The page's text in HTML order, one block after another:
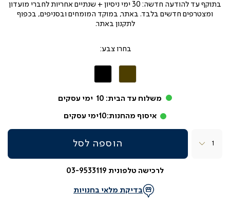
בתוקף עד
להודעה חדשה: 30 ימי ניסיון + שנתיים אחריות לחברי מועדון
ומצטרפים חדשים בלבד. באתר, במוקד המומחים ובסניפים, בכפוף
לתקנון באתר.
צבע
משלוח עד הבית: 10 ימי עסקים
איסוף מהחנות:10ימי עסקים
הוספה לסל
לרכישה טלפונית 03-9533119
בדיקת מלאי בחנויות